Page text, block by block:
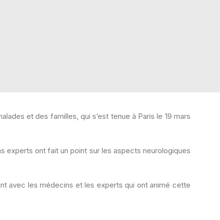
et des familles, qui s’est tenue à Parisle 19 mars
experts ont fait un point sur les aspects neurologiques
avec les médecins et les experts qui ont animé cette